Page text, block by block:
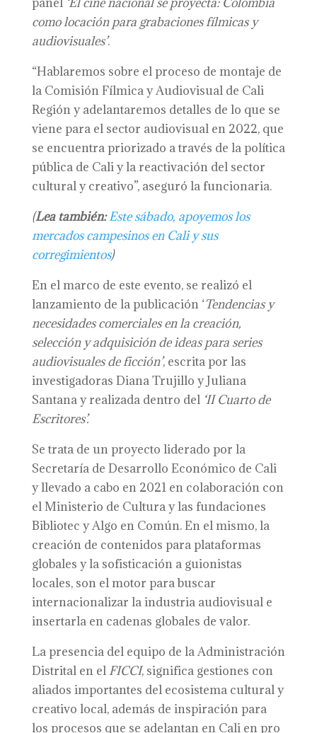
como locación para grabaciones fílmicas y
audiovisuales’.
“Hablaremos sobre el proceso de montaje de
la Comisión Fílmica y Audiovisual de Cali
Región y adelantaremos detalles de lo que se
viene para el sector audiovisual en 2022, que
se encuentra priorizado a través de la política
pública de Cali y la reactivación del sector
cultural y creativo”, aseguró la funcionaria.
(Lea también:Este sábado, apoyemos los
mercados campesinos en Cali y sus
corregimientos)
En el marco de este evento, se realizó el
lanzamiento de la publicación ‘Tendencias y
necesidades comerciales en la creación,
selección y adquisición de ideas para series
audiovisuales de ficción’, escrita por las
investigadoras Diana Trujillo y Juliana
Santana y realizada dentro del ‘II Cuarto de
Escritores’.
Se trata de un proyecto liderado por la
Secretaría de Desarrollo Económico de Cali
y llevado a cabo en 2021 en colaboración con
el Ministerio de Cultura y las fundaciones
Bibliotec y Algo en Común. En el mismo, la
creación de contenidos para plataformas
globales y la sofisticación a guionistas
locales, son el motor para buscar
internacionalizar la industria audiovisual e
insertarla en cadenas globales de valor.
La presencia del equipo de la Administración
Distrital en el FICCI, significa gestiones con
aliados importantes del ecosistema cultural y
creativo local, además de inspiración para
los procesos que se adelantan en Cali en pro